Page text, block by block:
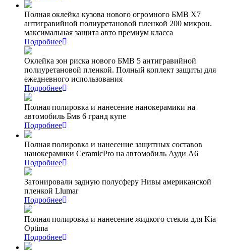
Полная оклейка кузова нового огромного БМВ Х7
антигравийной полиуретановой пленкой 200 микрон.
максимальная защита авто премиум класса
Подробнее
Оклейка зон риска нового БМВ 5 антигравийной
полиуретановой пленкой. Полный коплект защиты для
ежедневного использования
Подробнее
Полная полировка и нанесение нанокерамики на
автомобиль Бмв 6 гранд купе
Подробнее
Полная полировка и нанесение защитных составов
нанокерамики CeramicPro на автомобиль Ауди А6
Подробнее
Затонировали задную полусферу Нивы американской
пленкой Llumar
Подробнее
Полная полировка и нанесение жидкого стекла для Kia
Optima
Подробнее